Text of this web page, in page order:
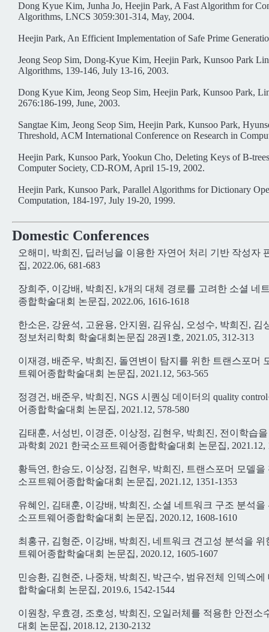
Dong Kyue Kim, Junha Jo, Heejin Park, A Fast Algorithm for
Algorithms, LNCS 3059:301-314, May, 2004.
Heejin Park, An Efficient Implementation of Safe Prime
Jeong Seop Sim, Dong-Kyue Kim, Heejin Park, Kunsoo Park
Algorithms, 139-146, July 13-16, 2003.
Dong Kyue Kim, Jeong Seop Sim, Heejin Park, Kunsoo Park,
2676:186-199, June, 2003.
Sangtae Kim, Jeong Seop Sim, Heejin Park, Kunsoo Park,
Threshold, ACM International Conference on Research in
Heejin Park, Kunsoo Park, Yookun Cho, Deleting Keys of B-
Computer Society, CD-ROM, April 15-19, 2002.
Heejin Park, Kunsoo Park, Parallel Algorithms for Dictionary
Computation, 184-197, July 19-20, 1999.
Domestic Conferences
오해미, 박희진, 딥러닝을 이용한 자연어 처리 기반 작성자
집, 2022.06, 681-683
장희주, 이강배, 박희진, k개의 대체 경로를 고려한 소셜 네
종합학술대회 논문집, 2022.06, 1616-1618
한소은, 강윤석, 고윤용, 안지원, 김유심, 오성수, 박희진,
정보처리학회 학술대회논문집 28권1호, 2021.05, 312-313
이재경, 배준우, 박희진, 돌연변이 탐지를 위한 트랜스포머
트웨어종합학술대회 논문집, 2021.12, 563-565
정경건, 배준우, 박희진, NGS 시퀀싱 데이터의 quality
어종합학술대회 논문집, 2021.12, 578-580
김태훈, 서성빈, 이경준, 이상정, 김현우, 박희진, 전이학습
과학회 2021 한국소프트웨어종합학술대회 논문집, 2021.12,
황득연, 한승도, 이상정, 김현우, 박희진, 트랜스포머 모델
소프트웨어종합학술대회 논문집, 2021.12, 1351-1353
유혜인, 김태훈, 이강배, 박희진, 소셜 네트워크 구조 분석
소프트웨어종합학술대회 논문집, 2020.12, 1608-1610
최홍규, 김형준, 이강배, 박희진, 네트워크 견고성 분석을
트웨어종합학술대회 논문집, 2020.12, 1605-1607
민승환, 김현준, 나중채, 박희진, 박근수, 범유전체 인덱스
합학술대회 논문집, 2019.6, 1542-1544
이원창, 우효경, 조호성, 박희진, 오일러체를 적용한 안전
대회 논문집, 2018.12, 2130-2132